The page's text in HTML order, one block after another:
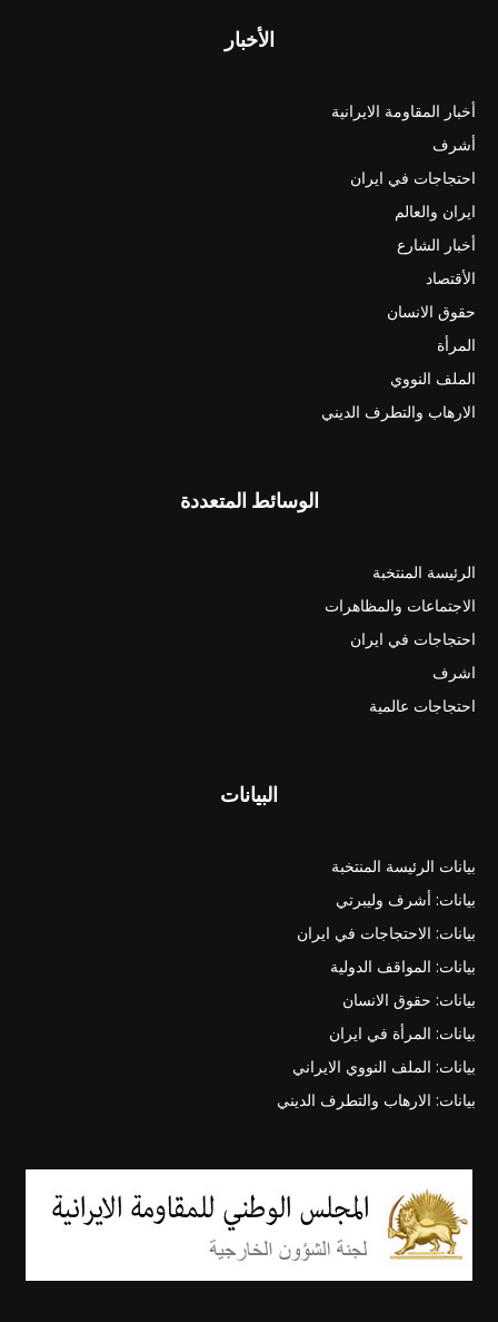
الأخبار
أخبار المقاومة الايرانية
أشرف
احتجاجات في ايران
ايران والعالم
أخبار الشارع
الأقتصاد
حقوق الانسان
المرأة
الملف النووي
الارهاب والتطرف الديني
الوسائط المتعددة
الرئيسة المنتخبة
الاجتماعات والمظاهرات
احتجاجات في ايران
اشرف
احتجاجات عالمية
البيانات
بيانات الرئيسة المنتخبة
بيانات: أشرف وليبرتي
بيانات: الاحتجاجات في ايران
بيانات: المواقف الدولية
بيانات: حقوق الانسان
بيانات: المرأة في ايران
بيانات: الملف النووي الايراني
بيانات: الارهاب والتطرف الديني